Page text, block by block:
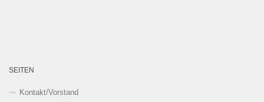
SEITEN
Kontakt/Vorstand